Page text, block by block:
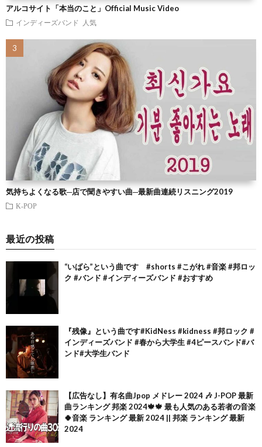
アルコサイト「本当のこと」Official Music Video
インディーズバンド 人気
気持ちよくなる歌─店で聞きやすい曲─最新曲連続リスニング2019
K-POP
最近の投稿
“いばら”という曲です #shorts #こがれ #音楽 #邦ロッ
ク #バンド #インディーズバンド #おすすめ
『残像』という曲です#KidNess #kidness #邦ロック #
インディーズバンド #春から大学生 #4ピースバンド#バ
ンド#大学生バンド
【広告なし】有名曲Jpop メドレー 2024 🎶 J-POP 最新
曲ランキング 邦楽 2024🍁🍁 最も人気のある若者の音楽
🍀音楽 ランキング 最新 2024 || 邦楽 ランキング 最新
2024